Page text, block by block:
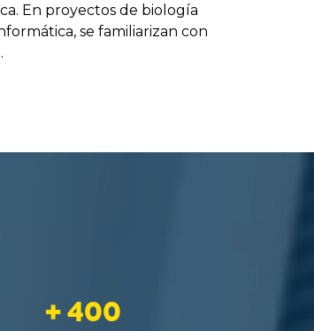
En proyectos de biología
se familiarizan con
+ 400